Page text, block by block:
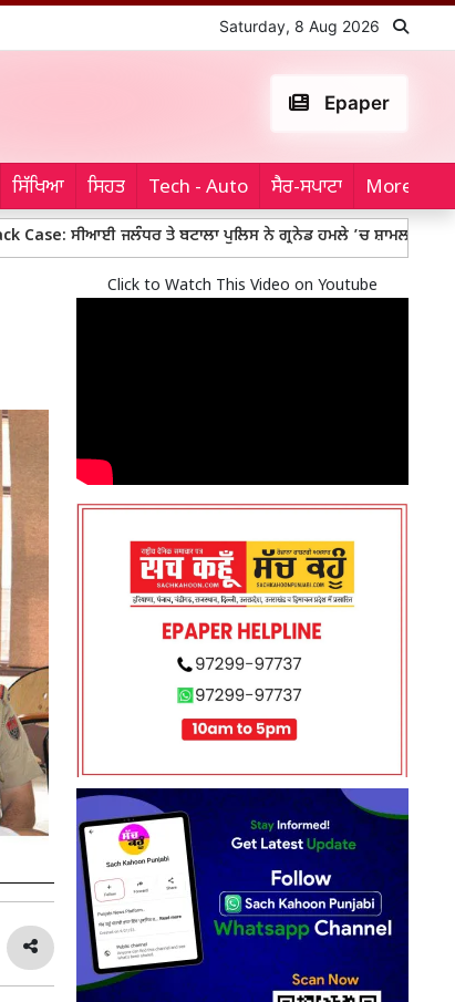
Saturday, 8 Aug 2026
Epaper
ਸਿੱਖਿਆ ਸਿਹਤ Tech - Auto ਸੈਰ-ਸਪਾਟਾ More...
ਜਲੰਧਰ ਤੇ ਬਟਾਲਾ ਪੁਲਿਸ ਨੇ ਗ੍ਰਨੇਡ ਹਮਲੇ ’ਚ ਸ਼ਾਮਲ ਤੀਜ਼ਾ ਮੁਲਜ਼ਮ ਕੀਤਾ
Click to Watch This Video on Youtube